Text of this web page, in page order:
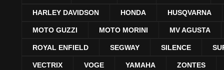
HARLEY DAVIDSON HONDA HUSQVARNA
MOTO GUZZI MOTO MORINI MV AGUSTA
ROYAL ENFIELD SEGWAY SILENCE
VECTRIX VOGE YAMAHA ZONTES